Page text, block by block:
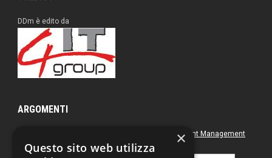
DDm è edito da
ARGOMENTI
Document Management
Green Postal & Mail Printing
×
Questo sito web utilizza